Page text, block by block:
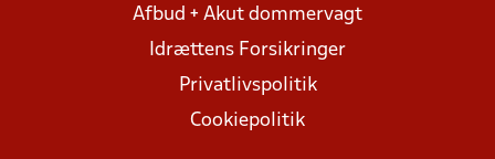
Afbud + Akut dommervagt
Idrættens Forsikringer
Privatlivspolitik
Cookiepolitik